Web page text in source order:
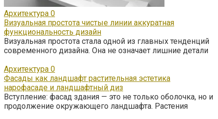
Архитектура 0
Визуальная простота чистые линии аккуратная
функциональность дизайн
Визуальная простота стала одной из главных тенденций
современного дизайна. Она не означает лишние детали
Архитектура 0
Фасады как ландшафт растительная эстетика
нарофасаде и ландшафтный диз
Вступление: фасад здания — это не только оболочка, но и
продолжение окружающего ландшафта. Растения